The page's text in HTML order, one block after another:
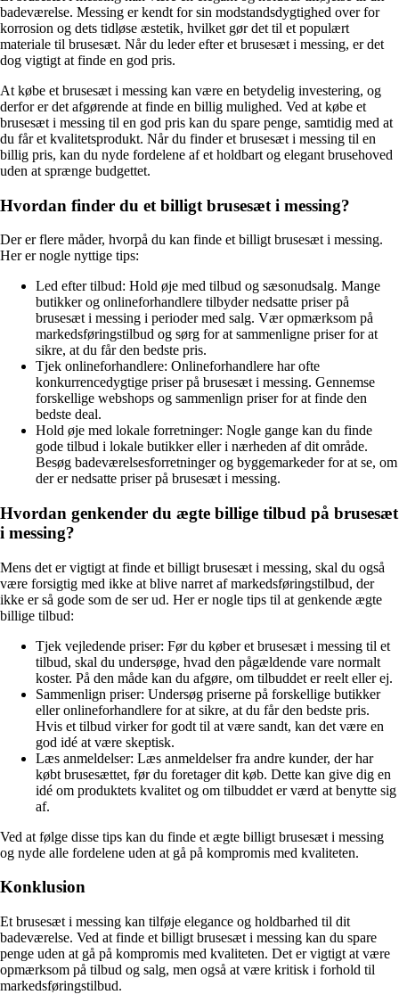
badeværelse. Messing er kendt for sin modstandsdygtighed over for
korrosion og dets tidløse æstetik, hvilket gør det til et populært
materiale til brusesæt. Når du leder efter et brusesæt i messing, er det
dog vigtigt at finde en god pris.
At købe et brusesæt i messing kan være en betydelig investering, og
derfor er det afgørende at finde en billig mulighed. Ved at købe et
brusesæt i messing til en god pris kan du spare penge, samtidig med at
du får et kvalitetsprodukt. Når du finder et brusesæt i messing til en
billig pris, kan du nyde fordelene af et holdbart og elegant brusehoved
uden at sprænge budgettet.
Hvordan finder du et billigt brusesæt i messing?
Der er flere måder, hvorpå du kan finde et billigt brusesæt i messing.
Her er nogle nyttige tips:
Led efter tilbud: Hold øje med tilbud og sæsonudsalg. Mange
butikker og onlineforhandlere tilbyder nedsatte priser på
brusesæt i messing i perioder med salg. Vær opmærksom på
markedsføringstilbud og sørg for at sammenligne priser for at
sikre, at du får den bedste pris.
Tjek onlineforhandlere: Onlineforhandlere har ofte
konkurrencedygtige priser på brusesæt i messing. Gennemse
forskellige webshops og sammenlign priser for at finde den
bedste deal.
Hold øje med lokale forretninger: Nogle gange kan du finde
gode tilbud i lokale butikker eller i nærheden af dit område.
Besøg badeværelsesforretninger og byggemarkeder for at se, om
der er nedsatte priser på brusesæt i messing.
Hvordan genkender du ægte billige tilbud på brusesæt
i messing?
Mens det er vigtigt at finde et billigt brusesæt i messing, skal du også
være forsigtig med ikke at blive narret af markedsføringstilbud, der
ikke er så gode som de ser ud. Her er nogle tips til at genkende ægte
billige tilbud:
Tjek vejledende priser: Før du køber et brusesæt i messing til et
tilbud, skal du undersøge, hvad den pågældende vare normalt
koster. På den måde kan du afgøre, om tilbuddet er reelt eller ej.
Sammenlign priser: Undersøg priserne på forskellige butikker
eller onlineforhandlere for at sikre, at du får den bedste pris.
Hvis et tilbud virker for godt til at være sandt, kan det være en
god idé at være skeptisk.
Læs anmeldelser: Læs anmeldelser fra andre kunder, der har
købt brusesættet, før du foretager dit køb. Dette kan give dig en
idé om produktets kvalitet og om tilbuddet er værd at benytte sig
af.
Ved at følge disse tips kan du finde et ægte billigt brusesæt i messing
og nyde alle fordelene uden at gå på kompromis med kvaliteten.
Konklusion
Et brusesæt i messing kan tilføje elegance og holdbarhed til dit
badeværelse. Ved at finde et billigt brusesæt i messing kan du spare
penge uden at gå på kompromis med kvaliteten. Det er vigtigt at være
opmærksom på tilbud og salg, men også at være kritisk i forhold til
markedsføringstilbud.